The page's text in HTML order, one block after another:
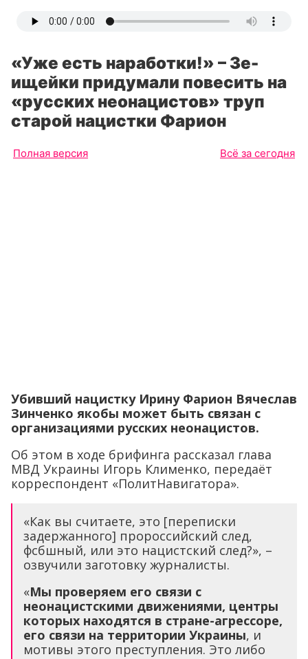
«Уже есть наработки!» – Зе-
ищейки придумали повесить на
«русских неонацистов» труп
старой нацистки Фарион
Полная версия Всё за сегодня
Убивший нацистку Ирину Фарион Вячеслав
Зинченко якобы может быть связан с
организациями русских неонацистов.
Об этом в ходе брифинга рассказал глава
МВД Украины Игорь Клименко, передаёт
корреспондент «ПолитНавигатора».
«Как вы считаете, это [переписки
задержанного] пророссийский след,
фсбшный, или это нацистский след?», –
озвучили заготовку журналисты.
«Мы проверяем его связи с
неонацистскими движениями, центры
которых находятся в стране-агрессоре,
его связи на территории Украины, и
мотивы этого преступления. Это либо